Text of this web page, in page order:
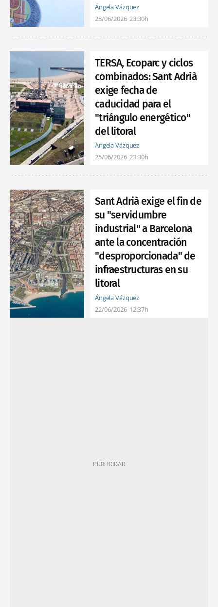
Ángela Vázquez
28/06/2026 23:30h
TERSA, Ecoparc y ciclos
combinados: Sant Adrià
exige fecha de
caducidad para el
"triángulo energético"
del litoral
Ángela Vázquez
25/06/2026 23:30h
Sant Adrià exige el fin de
su "servidumbre
industrial" a Barcelona
ante la concentración
"desproporcionada" de
infraestructuras en su
litoral
Ángela Vázquez
22/06/2026 12:37h